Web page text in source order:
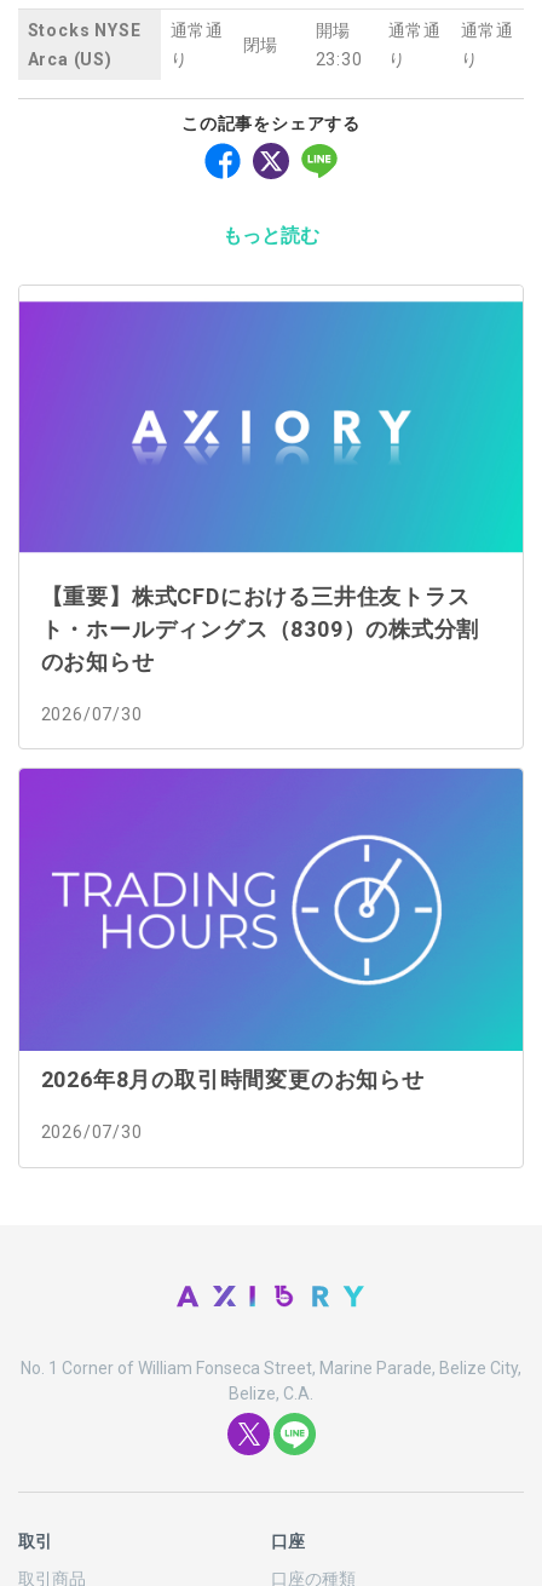
Stocks NYSE
Arca (US)
通常通
り
閉場
開場
23:30
通常通
り
通常通
り
この記事をシェアする
もっと読む
【重要】株式CFDにおける三井住友トラス
ト・ホールディングス（8309）の株式分割
のお知らせ
2026/07/30
2026年8月の取引時間変更のお知らせ
2026/07/30
No. 1 Corner of William Fonseca Street, Marine Parade, Belize City,
Belize, C.A.
取引
取引商品
口座
口座の種類